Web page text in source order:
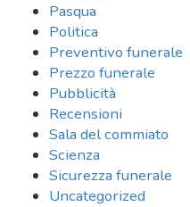
Pasqua
Politica
Preventivo funerale
Prezzo funerale
Pubblicità
Recensioni
Sala del commiato
Scienza
Sicurezza funerale
Uncategorized